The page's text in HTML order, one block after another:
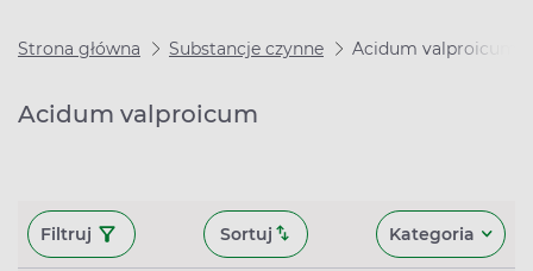
Strona główna Substancje czynne Acidum valproicum
Acidum valproicum
Filtruj Sortuj Kategoria